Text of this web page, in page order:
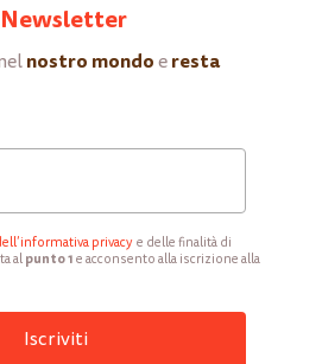
nostro mondo e resta
ell’informativa privacye delle finalità di
al punto 1 e acconsento alla iscrizione alla